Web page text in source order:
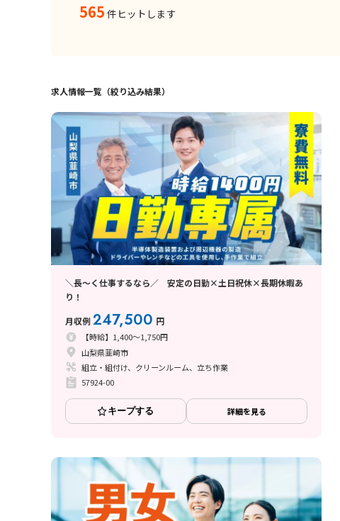
565 件ヒットします
求人情報一覧（絞り込み結果）
＼長～く仕事するなら／ 安定の日勤×土日祝休×長期休暇あ
り！
月収例247,500 円
【時給】1,400～1,750円
山梨県韮崎市
組立・組付け、クリーンルーム、立ち作業
57924-00
キープする 詳細を見る